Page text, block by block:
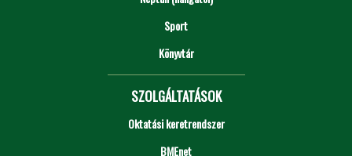
Sport
Könyvtár
SZOLGÁLTATÁSOK
Oktatási keretrendszer
BMEnet